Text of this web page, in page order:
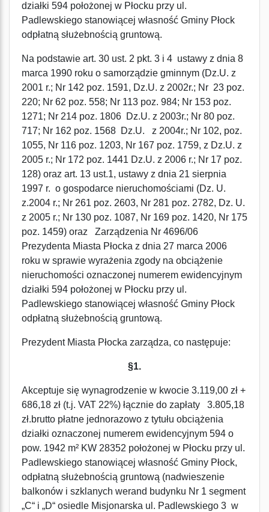
działki 594 położonej w Płocku przy ul.
Padlewskiego stanowiącej własność Gminy Płock
odpłatną służebnością gruntową.
Na podstawie art. 30 ust. 2 pkt. 3 i 4 ustawy z dnia 8
marca 1990 roku o samorządzie gminnym (Dz.U. z
2001 r.; Nr 142 poz. 1591, Dz.U. z 2002r.; Nr 23 poz.
220; Nr 62 poz. 558; Nr 113 poz. 984; Nr 153 poz.
1271; Nr 214 poz. 1806 Dz.U. z 2003r.; Nr 80 poz.
717; Nr 162 poz. 1568 Dz.U. z 2004r.; Nr 102, poz.
1055, Nr 116 poz. 1203, Nr 167 poz. 1759, z Dz.U. z
2005 r.; Nr 172 poz. 1441 Dz.U. z 2006 r.; Nr 17 poz.
128) oraz art. 13 ust.1, ustawy z dnia 21 sierpnia
1997 r. o gospodarce nieruchomościami (Dz. U.
z.2004 r.; Nr 261 poz. 2603, Nr 281 poz. 2782, Dz. U.
z 2005 r.; Nr 130 poz. 1087, Nr 169 poz. 1420, Nr 175
poz. 1459) oraz Zarządzenia Nr 4696/06
Prezydenta Miasta Płocka z dnia 27 marca 2006
roku w sprawie wyrażenia zgody na obciążenie
nieruchomości oznaczonej numerem ewidencyjnym
działki 594 położonej w Płocku przy ul.
Padlewskiego stanowiącej własność Gminy Płock
odpłatną służebnością gruntową.
Prezydent Miasta Płocka zarządza, co następuje:
§1.
Akceptuje się wynagrodzenie w kwocie 3.119,00 zł +
686,18 zł (t.j. VAT 22%) łącznie do zapłaty 3.805,18
zł.brutto płatne jednorazowo z tytułu obciążenia
działki oznaczonej numerem ewidencyjnym 594 o
pow. 1942 m² KW 28352 położonej w Płocku przy ul.
Padlewskiego stanowiącej własność Gminy Płock,
odpłatną służebnością gruntową (nadwieszenie
balkonów i szklanych werand budynku Nr 1 segment
„C“ i „D“ osiedle Misjonarska ul. Padlewskiego 3 w